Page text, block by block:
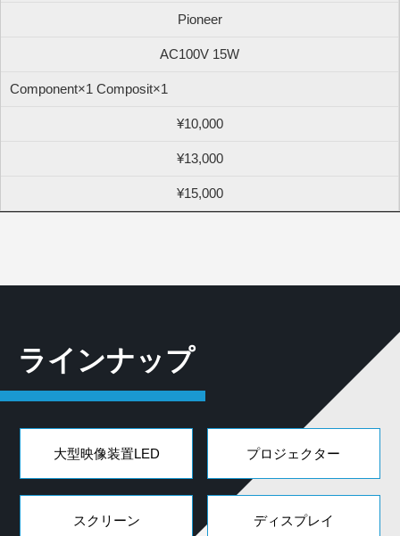
Pioneer
AC100V 15W
Component×1 Composit×1
¥10,000
¥13,000
¥15,000
ラインナップ
大型映像装置LED プロジェクター
スクリーン ディスプレイ